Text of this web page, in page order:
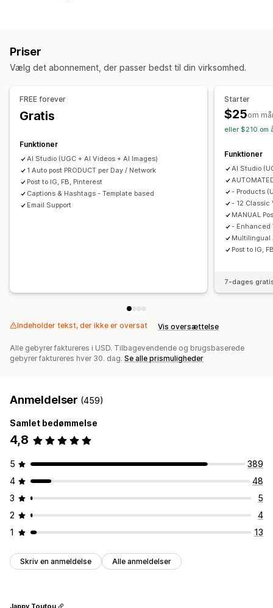
Tilpasning
Videoredigering
Videoskabeloner
Priser
Vælg det abonnement, der passer bedst til din virksomhed.
FREE forever
Gratis
Funktioner
AI Studio (UGC + AI Videos + AI Images)
1 Auto post PRODUCT per Day / Network
Post to IG, FB, Pinterest
Captions & Hashtags - Template based
Email Support
Starter
$25om
eller $210 om
Funktioner
AI Studio
- Products
- 12 Classic
MANUAL
- Enhanced
Multilingual
Post to IG,
7-dages
Indeholder tekst, der ikke er oversat Vis oversættelse
Alle gebyrer faktureres i USD. Tilbagevendende og brugsbaserede
gebyrer faktureres hver 30. dag. Se alle prismuligheder
Anmeldelser (459)
Samlet bedømmelse
4,8
5
389
4
48
3
5
2
4
1
13
Skriv en anmeldelse Alle anmeldelser
Jappy Toutou